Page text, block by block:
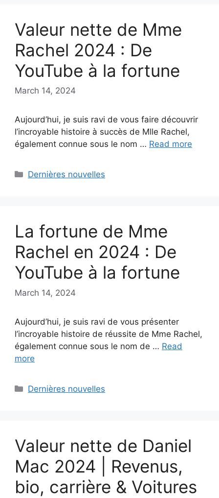
Valeur nette de Mme
Rachel 2024 : De
YouTube à la fortune
March 14, 2024
Aujourd’hui, je suis ravi de vous faire découvrir
l’incroyable histoire à succès de Mlle Rachel,
également connue sous le nom … Read more
Categories
Dernières nouvelles
La fortune de Mme
Rachel en 2024 : De
YouTube à la fortune
March 14, 2024
Aujourd’hui, je suis ravi de vous présenter
l’incroyable histoire de réussite de Mme Rachel,
également connue sous le nom de … Read
more
Categories
Dernières nouvelles
Valeur nette de Daniel
Mac 2024 | Revenus,
bio, carrière & Voitures